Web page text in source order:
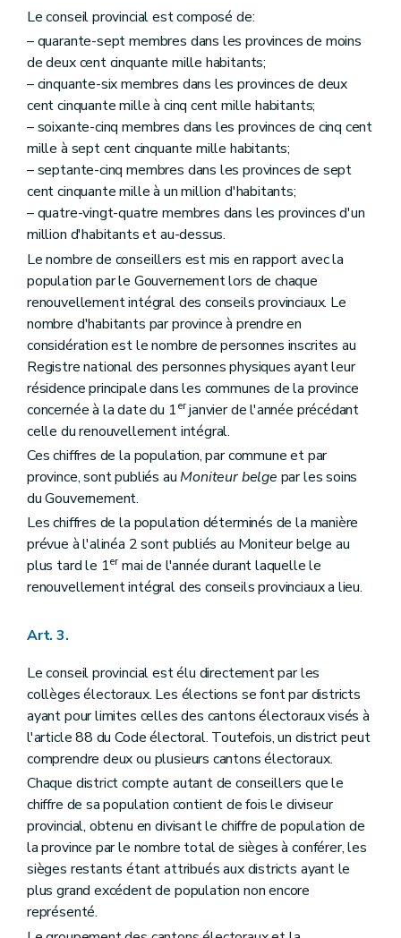
Art. 33
Art. 34
Art. 35
Art. 36
Art. 37
Art. 38
Art. 39
Art. 40
Art. 41
Art. 42
Art. 43
Art. 44
Art. 45
Art. 46
Art. 48
Art. 49
Art. 50
Art. 51
Titre III Le collège provincial
Chapitre premier Les députés provinciaux
Art. 52
Art. 53
Art. 54
Art. 55
Art. 56
Art. 57
Art. 58
Art. 59
Art. 60
Chapitre II Dispositions générales concernant le collège provincial
Art. 61
Art. 62
Art. 63
Art. 64
Art. 69
Art. 70
Art. 71
Titre IV Le receveur provincial
Art. 72
Art. 73
Art. 74
Art. 75
Art. 76
Art. 77
Art. 78
Art. 79
Art. 80
Art. 81
Art. 82
Le conseil provincial est composé de:
– quarante-sept membres dans les provinces de moins
de deux cent cinquante mille habitants;
– cinquante-six membres dans les provinces de deux
cent cinquante mille à cinq cent mille habitants;
– soixante-cinq membres dans les provinces de cinq cent
mille à sept cent cinquante mille habitants;
– septante-cinq membres dans les provinces de sept
cent cinquante mille à un million d'habitants;
– quatre-vingt-quatre membres dans les provinces d'un
million d'habitants et au-dessus.
Le nombre de conseillers est mis en rapport avec la
population par le Gouvernement lors de chaque
renouvellement intégral des conseils provinciaux. Le
nombre d'habitants par province à prendre en
considération est le nombre de personnes inscrites au
Registre national des personnes physiques ayant leur
résidence principale dans les communes de la province
concernée à la date du 1erjanvier de l'année précédant
celle du renouvellement intégral.
Ces chiffres de la population, par commune et par
province, sont publiés auMoniteur belge par les soins
du Gouvernement.
Les chiffres de la population déterminés de la manière
prévue à l'alinéa 2 sont publiés au Moniteur belge au
plus tard le 1ermai de l'année durant laquelle le
renouvellement intégral des conseils provinciaux a lieu.
Art. 3.
Le conseil provincial est élu directement par les
collèges électoraux. Les élections se font par districts
ayant pour limites celles des cantons électoraux visés à
l'article 88 du Code électoral. Toutefois, un district peut
comprendre deux ou plusieurs cantons électoraux.
Chaque district compte autant de conseillers que le
chiffre de sa population contient de fois le diviseur
provincial, obtenu en divisant le chiffre de population de
la province par le nombre total de sièges à conférer, les
sièges restants étant attribués aux districts ayant le
plus grand excédent de population non encore
représenté.